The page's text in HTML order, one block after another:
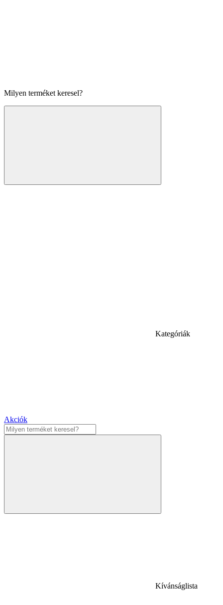
Milyen terméket keresel?
Kategóriák
Akciók
Kívánságlista